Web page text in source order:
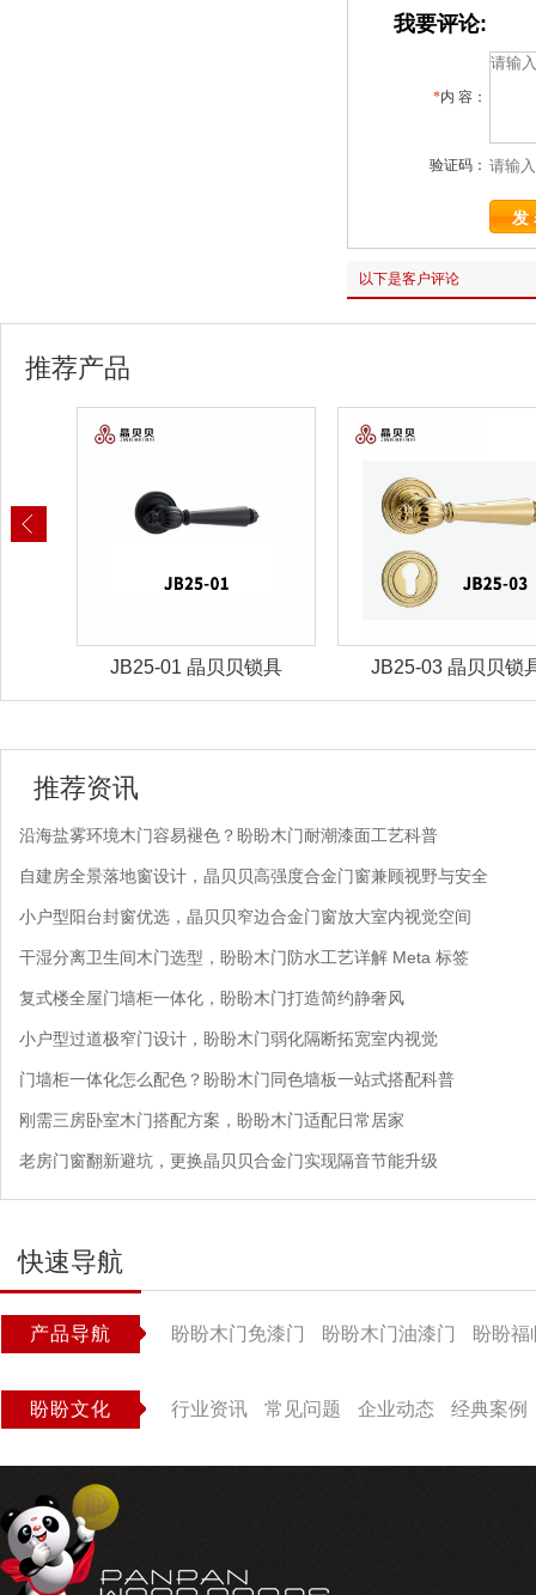
我要评论:
*内 容：
验证码：
以下是客户评论
推荐产品
JB25-01 晶贝贝锁具 JB25-03 晶贝贝锁
推荐资讯
沿海盐雾环境木门容易褪色？盼盼木门耐潮漆面工艺科普
自建房全景落地窗设计，晶贝贝高强度合金门窗兼顾视野与安全
小户型阳台封窗优选，晶贝贝窄边合金门窗放大室内视觉空间
干湿分离卫生间木门选型，盼盼木门防水工艺详解 Meta 标签
复式楼全屋门墙柜一体化，盼盼木门打造简约静奢风
小户型过道极窄门设计，盼盼木门弱化隔断拓宽室内视觉
门墙柜一体化怎么配色？盼盼木门同色墙板一站式搭配科普
刚需三房卧室木门搭配方案，盼盼木门适配日常居家
老房门窗翻新避坑，更换晶贝贝合金门实现隔音节能升级
快速导航
产品导航 盼盼木门免漆门 盼盼木门油漆门 盼盼福
盼盼文化 行业资讯 常见问题 企业动态 经典案例